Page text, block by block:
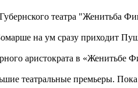
театра "Женитьба
на ум сразу приходит
аристократа в «Женитьбе
театральные премьеры.